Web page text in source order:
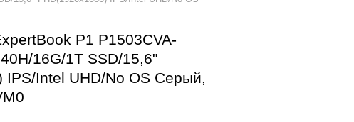
P1 P1503CVA-
16G/1T SSD/15,6"
IPS/Intel UHD/No OS Серый,